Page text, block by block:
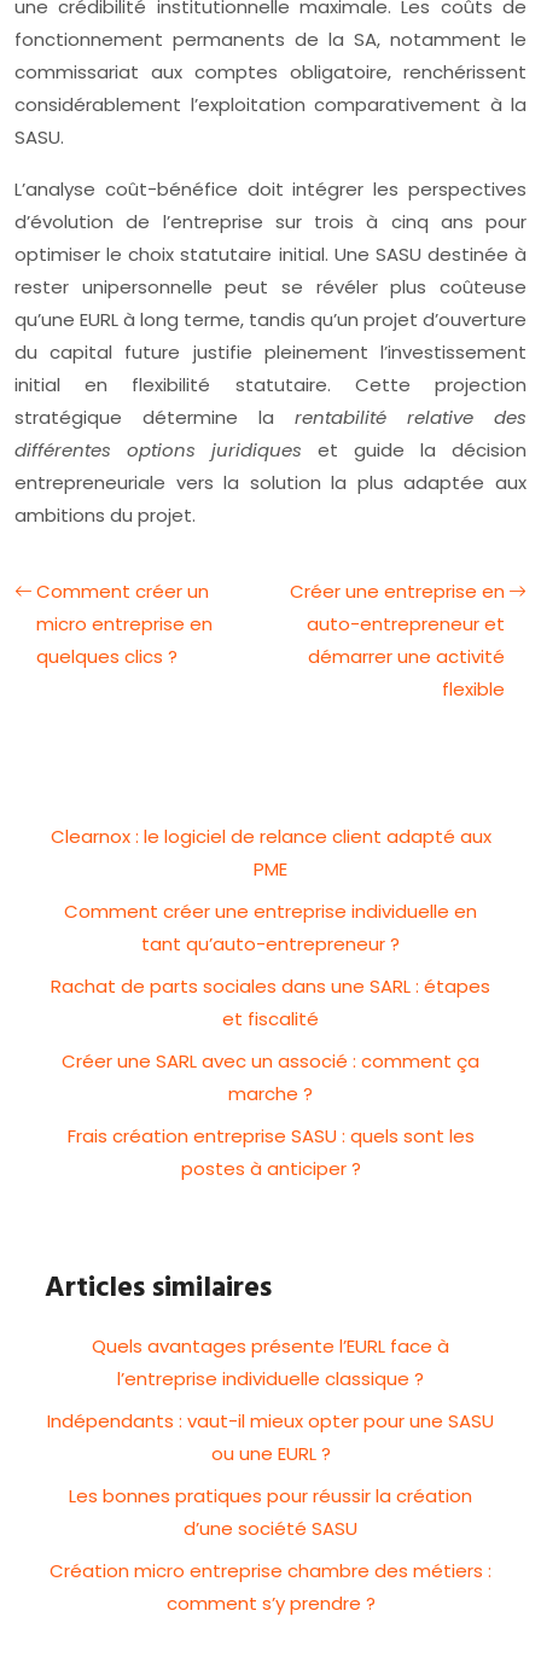
une crédibilité institutionnelle maximale. Les coûts de
fonctionnement permanents de la SA, notamment le
commissariat aux comptes obligatoire, renchérissent
considérablement l’exploitation comparativement à la
SASU.
L’analyse coût-bénéfice doit intégrer les perspectives
d’évolution de l’entreprise sur trois à cinq ans pour
optimiser le choix statutaire initial. Une SASU destinée à
rester unipersonnelle peut se révéler plus coûteuse
qu’une EURL à long terme, tandis qu’un projet d’ouverture
du capital future justifie pleinement l’investissement
initial en flexibilité statutaire. Cette projection
stratégique détermine la rentabilité relative des
différentes options juridiques et guide la décision
entrepreneuriale vers la solution la plus adaptée aux
ambitions du projet.
Comment créer un
micro entreprise en
quelques clics ?
Créer une entreprise en
auto-entrepreneur et
démarrer une activité
flexible
Clearnox : le logiciel de relance client adapté aux
PME
Comment créer une entreprise individuelle en
tant qu’auto-entrepreneur ?
Rachat de parts sociales dans une SARL : étapes
et fiscalité
Créer une SARL avec un associé : comment ça
marche ?
Frais création entreprise SASU : quels sont les
postes à anticiper ?
Articles similaires
Quels avantages présente l’EURL face à
l’entreprise individuelle classique ?
Indépendants : vaut-il mieux opter pour une SASU
ou une EURL ?
Les bonnes pratiques pour réussir la création
d’une société SASU
Création micro entreprise chambre des métiers :
comment s’y prendre ?